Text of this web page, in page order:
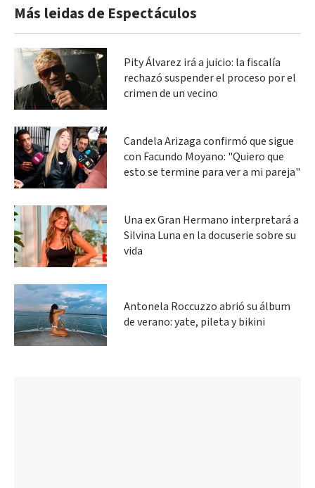
Más leidas de Espectáculos
Pity Álvarez irá a juicio: la fiscalía
rechazó suspender el proceso por el
crimen de un vecino
Candela Arizaga confirmó que sigue
con Facundo Moyano: "Quiero que
esto se termine para ver a mi pareja"
Una ex Gran Hermano interpretará a
Silvina Luna en la docuserie sobre su
vida
Antonela Roccuzzo abrió su álbum
de verano: yate, pileta y bikini